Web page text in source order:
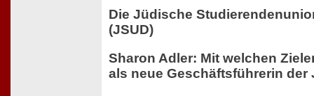
Die Jüdische
(JSUD)
Sharon Adler: Mit welchen
als neue Geschäftsführerin der